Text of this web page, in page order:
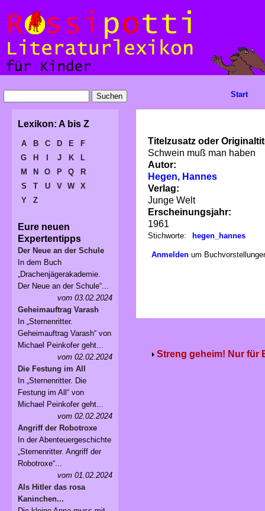
Titelzusatz oder
Schwein muß man haben
Autor:
Hegen, Hannes
Verlag:
Junge Welt
Erscheinungsjahr:
1961
Stichworte: hegen_hannes
Anmelden um
Streng geheim! Nur für
Start
Lexikon: A bis Z
A B C D E
F
G
H J K
L
M
N O P Q
R
S
T U V W
X
Y
Z
Eure neuen
Expertentipps
Der Neue an der Schule
In dem Buch
„Drachenjägerakademie.
Der Neue an der Schule“...
vom 03.02.2024
Geheimauftrag Varash
In „Sternenritter.
Geheimauftrag Varash“ von
Michael Peinkofer geht...
vom 02.02.2024
Die Festung im All
In „Sternenritter. Die
Festung im All“ von
Michael Peinkofer geht...
vom 02.02.2024
Angriff der Robotroxe
In der Abenteuergeschichte
„Sternenritter. Angriff der
Robotroxe“...
vom 01.02.2024
Als Hitler das rosa
Kaninchen...